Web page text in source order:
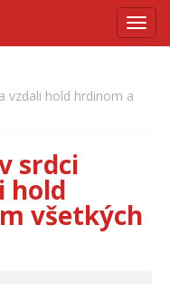
vzdali hold hrdinom a
srdci
hold
všetkých